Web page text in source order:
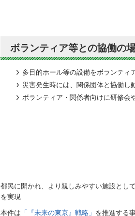
ボランティア等との協働の
多目的ホール等の設備をボランティ
災害発生時には、関係団体と協働し
ボランティア・関係者向けに研修会
都民に開かれ、より親しみやすい施設とし
を実現
本件は 「『未来の東京』戦略」 を推進する